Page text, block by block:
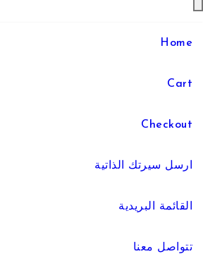
Home
Cart
Checkout
ارسل سيرتك الذاتية
القائمة البريدية
تتواصل معنا